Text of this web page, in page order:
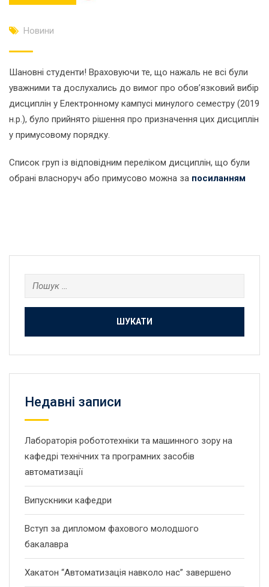
Новини
Шановні студенти! Враховуючи те, що нажаль не всі були
уважними та дослухались до вимог про обов’язковий вибір
дисциплін у Електронному кампусі минулого семестру (2019
н.р.), було прийнято рішення про призначення цих дисциплін
у примусовому порядку.
Список груп із відповідним переліком дисциплін, що були
обрані власноруч або примусово можна за посиланням
Пошук:
Недавні записи
Лабораторія робототехніки та машинного зору на
кафедрі технічних та програмних засобів
автоматизації
Випускники кафедри
Вступ за дипломом фахового молодшого
бакалавра
Хакатон “Автоматизація навколо нас” завершено